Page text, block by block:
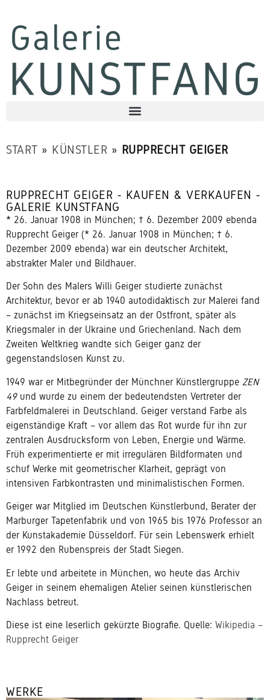
START » KÜNSTLER » RUPPRECHT GEIGER
RUPPRECHT GEIGER - KAUFEN & VERKAUFEN -
GALERIE KUNSTFANG
* 26. Januar 1908 in München; † 6. Dezember 2009 ebenda
Rupprecht Geiger (* 26. Januar 1908 in München; † 6.
Dezember 2009 ebenda) war ein deutscher Architekt,
abstrakter Maler und Bildhauer.
Der Sohn des Malers Willi Geiger studierte zunächst
Architektur, bevor er ab 1940 autodidaktisch zur Malerei fand
– zunächst im Kriegseinsatz an der Ostfront, später als
Kriegsmaler in der Ukraine und Griechenland. Nach dem
Zweiten Weltkrieg wandte sich Geiger ganz der
gegenstandslosen Kunst zu.
1949 war er Mitbegründer der Münchner Künstlergruppe ZEN
49und wurde zu einem der bedeutendsten Vertreter der
Farbfeldmalerei in Deutschland. Geiger verstand Farbe als
eigenständige Kraft – vor allem das Rot wurde für ihn zur
zentralen Ausdrucksform von Leben, Energie und Wärme.
Früh experimentierte er mit irregulären Bildformaten und
schuf Werke mit geometrischer Klarheit, geprägt von
intensiven Farbkontrasten und minimalistischen Formen.
Geiger war Mitglied im Deutschen Künstlerbund, Berater der
Marburger Tapetenfabrik und von 1965 bis 1976 Professor an
der Kunstakademie Düsseldorf. Für sein Lebenswerk erhielt
er 1992 den Rubenspreis der Stadt Siegen.
Er lebte und arbeitete in München, wo heute das Archiv
Geiger in seinem ehemaligen Atelier seinen künstlerischen
Nachlass betreut.
Diese ist eine leserlich gekürzte Biografie. Quelle: Wikipedia –
Rupprecht Geiger
WERKE